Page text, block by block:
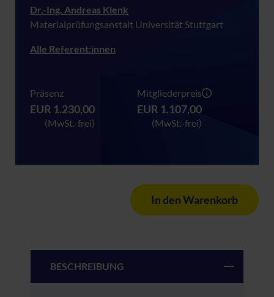
Dr.-Ing. Andreas Klenk
Materialprüfungsanstalt Universität Stuttgart
Alle Referent:innen
Präsenz
EUR 1.230,00
(MwSt.-frei)
Mitgliederpreis
EUR 1.107,00
(MwSt.-frei)
In den Warenkorb
BESCHREIBUNG